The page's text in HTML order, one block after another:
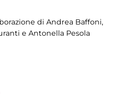
di Andrea Baffoni,
e Antonella Pesola